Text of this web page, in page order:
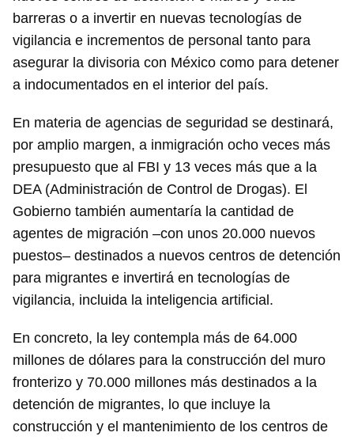
barreras o a invertir en nuevas tecnologías de
vigilancia e incrementos de personal tanto para
asegurar la divisoria con México como para detener
a indocumentados en el interior del país.
En materia de agencias de seguridad se destinará,
por amplio margen, a inmigración ocho veces más
presupuesto que al FBI y 13 veces más que a la
DEA (Administración de Control de Drogas). El
Gobierno también aumentaría la cantidad de
agentes de migración –con unos 20.000 nuevos
puestos– destinados a nuevos centros de detención
para migrantes e invertirá en tecnologías de
vigilancia, incluida la inteligencia artificial.
En concreto, la ley contempla más de 64.000
millones de dólares para la construcción del muro
fronterizo y 70.000 millones más destinados a la
detención de migrantes, lo que incluye la
construcción y el mantenimiento de los centros de